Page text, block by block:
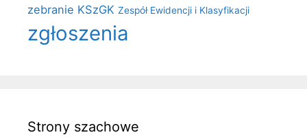
zebranie KSzGK Zespół Ewidencji i Klasyfikacji
zgłoszenia
Strony szachowe